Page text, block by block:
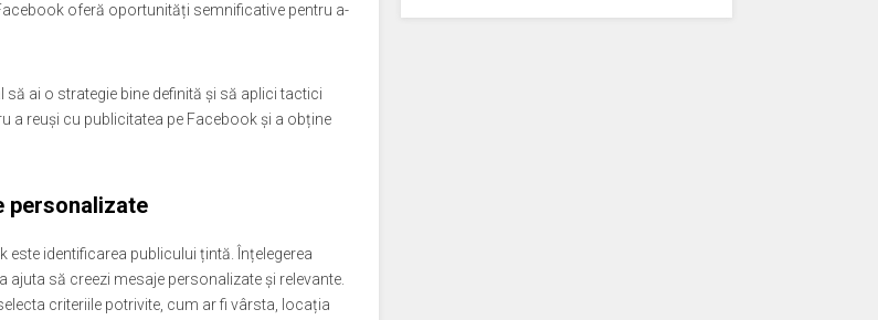
oferă oportunități semnificative pentru a-
ai o strategie bine definită și să aplici tactici
a reuși cu publicitatea pe Facebook și a obține
personalizate
identificarea publicului țintă. Înțelegerea
să creezi mesaje personalizate și relevante.
criteriile potrivite, cum ar fi vârsta, locația